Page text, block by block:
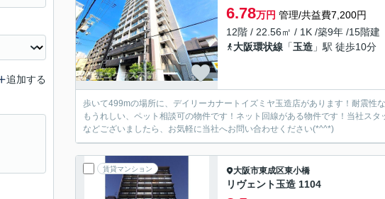
6.78万円 管理/共益費7,200円
12階 / 22.56㎡ / 1K /築9年 /15階建
大阪環状線 「玉造 」駅 徒歩10分
歩いて499mの場所に、デイリーカナートイズミヤ玉造店があります！耐震性
もうれしい、ペット相談可の物件です！ネット回線がある物件です！当社ス
などございましたら、お気軽に当社へお問い合わせください(*^^*)
賃貸マンション 大阪市東成区東小橋
リヴェント玉造 1104
追加する